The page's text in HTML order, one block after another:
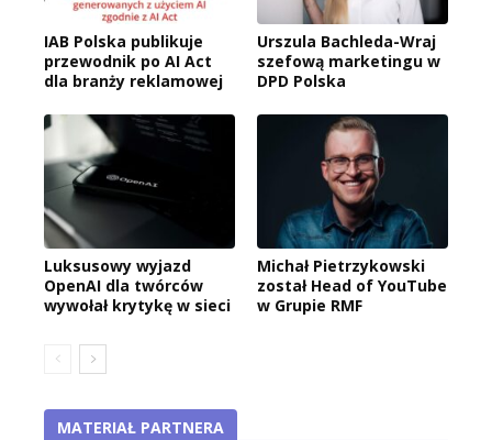
IAB Polska publikuje
przewodnik po AI Act
dla branży reklamowej
Urszula Bachleda-Wraj
szefową marketingu w
DPD Polska
Luksusowy wyjazd
OpenAI dla twórców
wywołał krytykę w sieci
Michał Pietrzykowski
został Head of YouTube
w Grupie RMF
MATERIAŁ PARTNERA